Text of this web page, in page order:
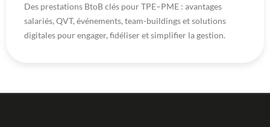
Des prestations BtoB clés pour TPE–PME : avantages
salariés, QVT, événements, team-buildings et solutions
digitales pour engager, fidéliser et simplifier la gestion.